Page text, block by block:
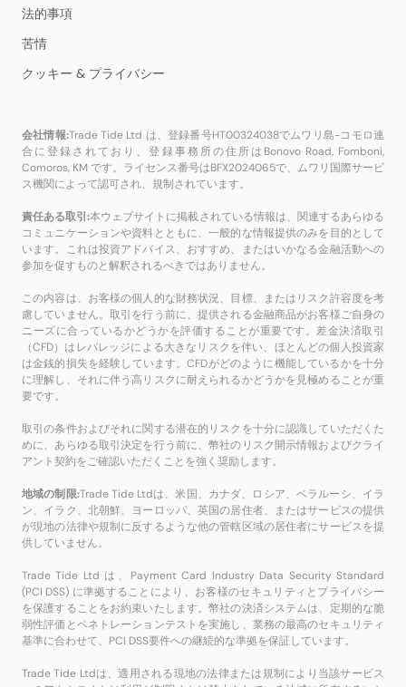
法的事項
苦情
クッキー & プライバシー
会社情報:Trade Tide Ltd は、登録番号HT00324038でムワリ島-コモロ連
合に登録されており、登録事務所の住所はBonovo Road, Fomboni,
Comoros, KM です。ライセンス番号はBFX2024065で、ムワリ国際サービ
ス機関によって認可され、規制されています。
責任ある取引:本ウェブサイトに掲載されている情報は、関連するあらゆる
コミュニケーションや資料とともに、一般的な情報提供のみを目的として
います。これは投資アドバイス、おすすめ、またはいかなる金融活動への
参加を促すものと解釈されるべきではありません。
この内容は、お客様の個人的な財務状況、目標、またはリスク許容度を考
慮していません。取引を行う前に、提供される金融商品がお客様ご自身の
ニーズに合っているかどうかを評価することが重要です。差金決済取引
（CFD）はレバレッジによる大きなリスクを伴い、ほとんどの個人投資家
は金銭的損失を経験しています。CFDがどのように機能しているかを十分
に理解し、それに伴う高リスクに耐えられるかどうかを見極めることが重
要です。
取引の条件およびそれに関する潜在的リスクを十分に認識していただくた
めに、あらゆる取引決定を行う前に、幣社のリスク開示情報およびクライ
アント契約をご確認いただくことを強く奨励します。
地域の制限:Trade Tide Ltdは、米国、カナダ、ロシア、ベラルーシ、イラ
ン、イラク、北朝鮮、ヨーロッパ、英国の居住者、またはサービスの提供
が現地の法律や規制に反するような他の管轄区域の居住者にサービスを提
供していません。
Trade Tide Ltd は、Payment Card Industry Data Security Standard
(PCI DSS) に準拠することにより、お客様のセキュリティとプライバシー
を保護することをお約束いたします。幣社の決済システムは、定期的な脆
弱性評価とペネトレーションテストを実施し、業務の最高のセキュリティ
基準に合わせて、PCI DSS要件への継続的な準拠を保証しています。
Trade Tide Ltdは、適用される現地の法律または規制により当該サービス